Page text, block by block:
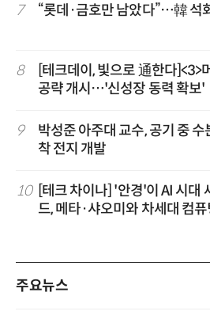
7 “롯데·금호만 남았다”…韓 석
8
[테크데이, 빛으로 通한다]<3>
공략 개시…'신성장 동력 확보'
9
박성준 아주대 교수, 공기 중
착 전지 개발
10 [테크 차이나] '안경'이 AI 시
드, 메타·샤오미와 차세대 컴
주요뉴스